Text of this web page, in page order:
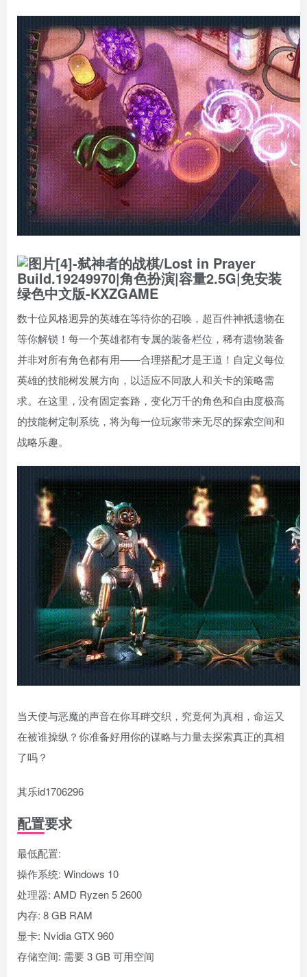
数十位风格迥异的英雄在等待你的召唤，超百件神祇遗物在
等你解锁！每一个英雄都有专属的装备栏位，稀有遗物装备
并非对所有角色都有用——合理搭配才是王道！自定义每位
英雄的技能树发展方向，以适应不同敌人和关卡的策略需
求。在这里，没有固定套路，变化万千的角色和自由度极高
的技能树定制系统，将为每一位玩家带来无尽的探索空间和
战略乐趣。
当天使与恶魔的声音在你耳畔交织，究竟何为真相，命运又
在被谁操纵？你准备好用你的谋略与力量去探索真正的真相
了吗？
其乐id1706296
配置要求
最低配置:
操作系统: Windows 10
处理器: AMD Ryzen 5 2600
内存: 8 GB RAM
显卡: Nvidia GTX 960
存储空间: 需要 3 GB 可用空间